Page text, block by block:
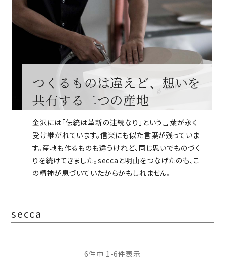
つくるものは違えど、想いを
共有する二つの産地
金沢には「伝統は革新の連続なり」という言葉が永く
受け継がれています。信楽にも似た言葉が残っていま
す。産地も作るものも違うけれど、同じ思いでものづく
りを続けてきました。seccaと明山をつなげたのも、こ
の精神が息づいていたからかもしれません。
secca
6件中 1 -6件表示